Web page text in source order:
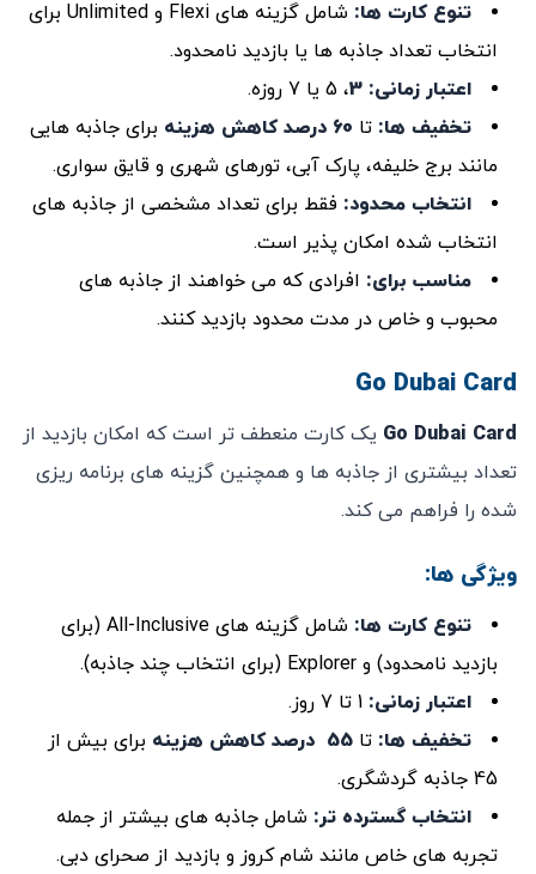
تنوع کارت ‌ها:
شامل گزینه‌ های Flexi و Unlimited برای
انتخاب تعداد جاذبه‌ ها یا بازدید نامحدود.
اعتبار زمانی: 3، 5 یا 7 روزه.
تخفیف ‌ها: تا 60 درصد کاهش هزینه برای جاذبه‌ هایی
مانند برج خلیفه، پارک آبی، تورهای شهری و قایق‌ سواری.
انتخاب محدود: فقط برای تعداد مشخصی از جاذبه‌ های
انتخاب‌ شده امکان ‌پذیر است.
مناسب برای: افرادی که می‌ خواهند از جاذبه‌ های
محبوب و خاص در مدت محدود بازدید کنند.
Go Dubai Card
Go Dubai Card یک کارت منعطف ‌تر است که امکان بازدید از
تعداد بیشتری از جاذبه ‌ها و همچنین گزینه‌ های برنامه‌ ریزی
‌شده را فراهم می ‌کند.
ویژگی‌ ها:
تنوع کارت ‌ها:
شامل گزینه ‌های All-Inclusive (برای
بازدید نامحدود) و Explorer (برای انتخاب چند جاذبه).
اعتبار زمانی:
تخفیف ‌ها: تا 55 درصد کاهش هزینه برای بیش از
45 جاذبه گردشگری.
انتخاب گسترده ‌تر: شامل جاذبه‌ های بیشتر از جمله
تجربه ‌های خاص مانند شام کروز و بازدید از صحرای دبی.